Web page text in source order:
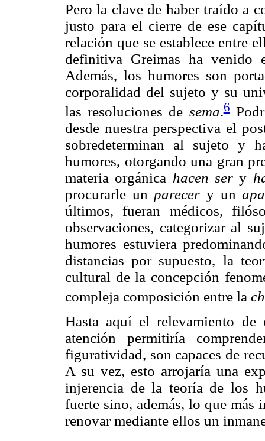
Pero la clave de haber traído a
justo para el cierre de ese
relación que se establece entre
definitiva Greimas ha venido
Además, los humores son
corporalidad del sujeto y su
las resoluciones de sema.6
desde nuestra perspectiva el
sobredeterminan al sujeto y
humores, otorgando una gran
materia orgánica hacen ser y
procurarle un parecer y un
últimos, fueran médicos,
observaciones, categorizar al
humores estuviera
distancias por supuesto, la
cultural de la concepción
compleja composición entre la
Hasta aquí el relevamiento de
atención permitiría
figuratividad, son capaces de
A su vez, esto arrojaría una
injerencia de la teoría de los
fuerte sino, además, lo que más
renovar mediante ellos un